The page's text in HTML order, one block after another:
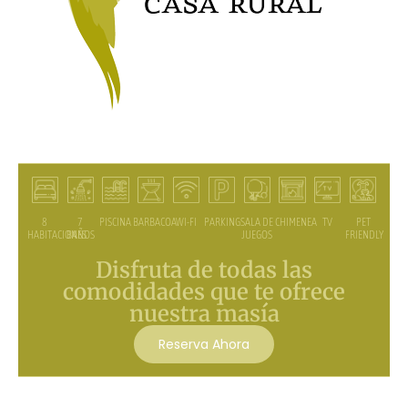
8
HABITACIONES
7
BAÑOS
PISCINA BARBACOAWI-FI PARKINGSALA DE
JUEGOS
CHIMENEA TV
PET
FRIENDLY
Disfruta de todas las
comodidades que te ofrece
nuestra masía
Reserva Ahora